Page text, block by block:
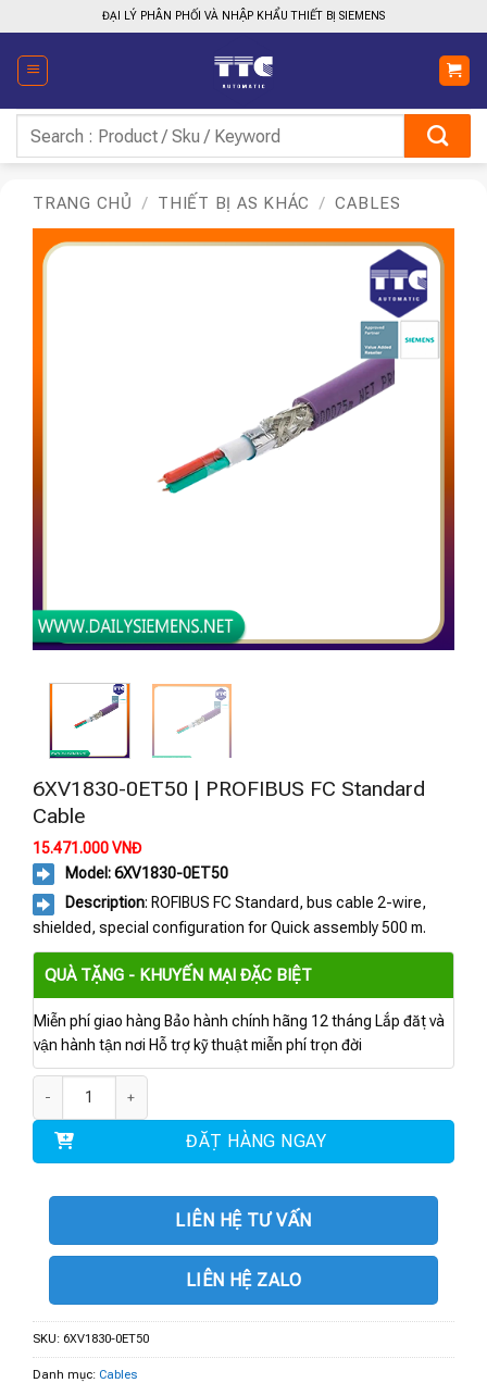
qua
nội
dung
ĐẠI LÝ PHÂN PHỐI VÀ NHẬP KHẨU THIẾT BỊ SIEMENS
kiếm:
TRANG CHỦ / THIẾT BỊ AS KHÁC / CABLES
6XV1830-0ET50 | PROFIBUS FC Standard
Cable
15.471.000VNĐ
Model: 6XV1830-0ET50
Description: ROFIBUS FC Standard, bus cable 2-wire,
shielded, special configuration for Quick assembly 500 m.
QUÀ TẶNG - KHUYẾN MẠI ĐẶC BIỆT
Miễn phí giao hàng Bảo hành chính hãng 12 tháng Lắp đặt và
vận hành tận nơi Hỗ trợ kỹ thuật miễn phí trọn đời
ĐẶT HÀNG NGAY
LIÊN HỆ TƯ VẤN
LIÊN HỆ ZALO
SKU: 6XV1830-0ET50
Danh mục: Cables